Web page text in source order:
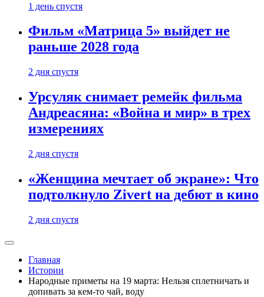
1 день спустя
Фильм «Матрица 5» выйдет не
раньше 2028 года
2 дня спустя
Урсуляк снимает ремейк фильма
Андреасяна: «Война и мир» в трех
измерениях
2 дня спустя
«Женщина мечтает об экране»: Что
подтолкнуло Zivert на дебют в кино
2 дня спустя
Главная
Истории
Народные приметы на 19 марта: Нельзя сплетничать и
допивать за кем-то чай, воду